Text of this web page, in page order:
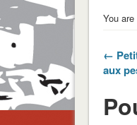
You are
←
aux